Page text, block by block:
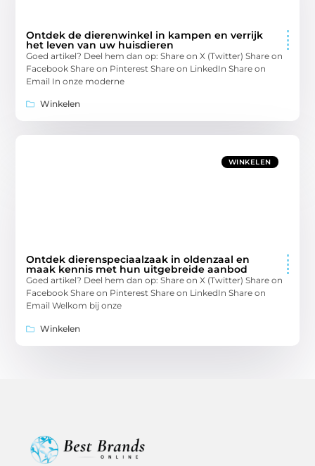
Ontdek de dierenwinkel in kampen en verrijk
het leven van uw huisdieren
Goed artikel? Deel hem dan op: Share on X (Twitter) Share on
Facebook Share on Pinterest Share on LinkedIn Share on
Email In onze moderne
Winkelen
WINKELEN
Ontdek dierenspeciaalzaak in oldenzaal en
maak kennis met hun uitgebreide aanbod
Goed artikel? Deel hem dan op: Share on X (Twitter) Share on
Facebook Share on Pinterest Share on LinkedIn Share on
Email Welkom bij onze
Winkelen